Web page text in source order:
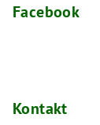
Facebook
Kontakt